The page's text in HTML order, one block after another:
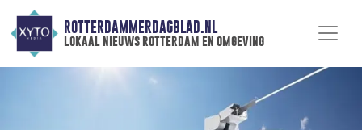
ROTTERDAMMERDAGBLAD.NL
lokaal nieuws rotterdam en omgeving